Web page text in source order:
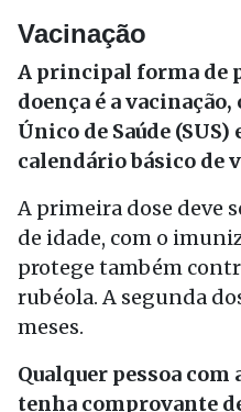
Vacinação
A principal forma de
doença é a
Único de Saúde (SUS)
calendário básico de
A primeira dose deve
de idade, com o
protege também
rubéola. A segunda
meses.
Qualquer pessoa com
tenha comprovante